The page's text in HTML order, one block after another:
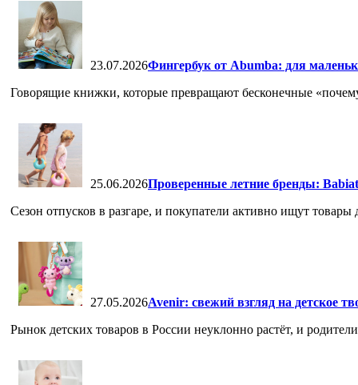
23.07.2026Фингербук от Abumba: для
Говорящие книжки, которые превращают бесконечные
25.06.2026Проверенные летние бренды:
Сезон отпусков в разгаре, и покупатели активно ищут товары
27.05.2026Avenir: свежий взгляд на детское
Рынок детских товаров в России неуклонно растёт, и